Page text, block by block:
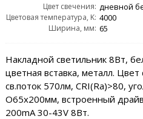
Цвет свечения: дневной
Цветовая температура, K: 4000
Ширина, мм: 65
Накладной светильник 8Вт,
цветная вставка, металл.
св.поток 570лм, CRI(Ra)>80,
O65x200мм, встроенный
200mA 30-43V 8Вт.